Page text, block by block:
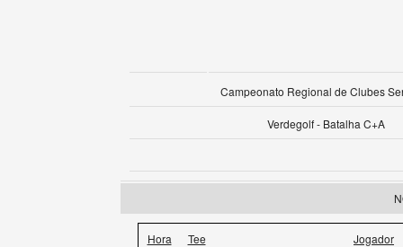
Campeonato Regional de Clubes
Verdegolf - Batalha C+A
Hora Tee Jogador